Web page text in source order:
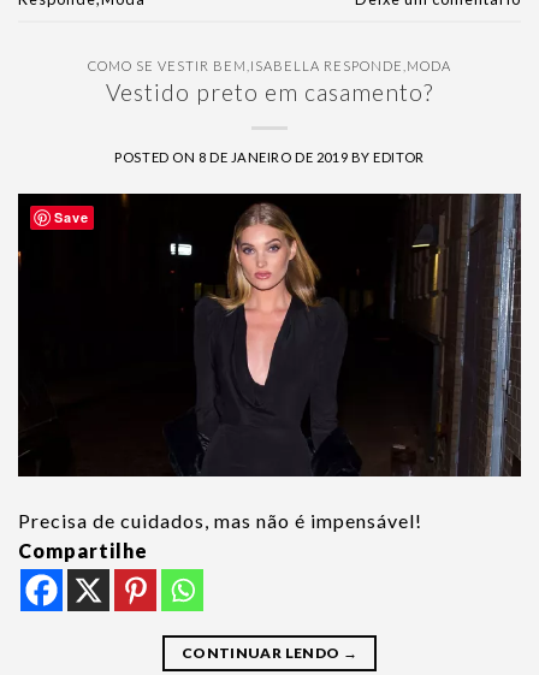
COMO SE VESTIR BEM ISABELLA RESPONDE MODA
Vestido preto em casamento?
POSTED ON 8 DE JANEIRO DE 2019 BYEDITOR
Precisa de cuidados, mas não é impensável!
Compartilhe
CONTINUAR LENDO →
Save